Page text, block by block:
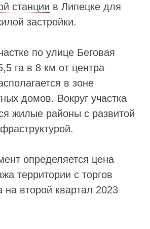
станции в Липецке для
застройки.
по улице Беговая
га в 8 км от центра
в зоне
домов. Вокруг участка
жилые районы с развитой
определяется цена
территории с торгов
на второй квартал 2023